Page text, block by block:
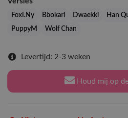
FoxI.Ny Bbokari Dwaekki Han
PuppyM
Wolf Chan
Levertijd: 2-3 weken
Houd mij op